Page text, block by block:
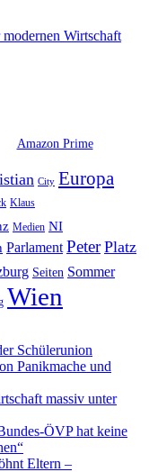
Wirtschaft
Amazon Prime
City Europa
Klaus
Medien NI
Parlament Peter Platz
Seiten Sommer
Wien
Schülerunion
Panikmache und
massiv unter
ÖVP hat keine
Eltern –